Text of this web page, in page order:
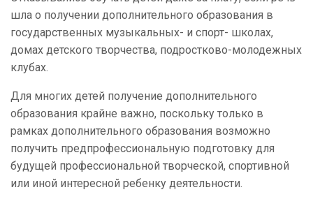
шла о получении дополнительного образования в
государственных музыкальных- и спорт- школах,
домах детского творчества, подростково-молодежных
клубах.
Для многих детей получение дополнительного
образования крайне важно, поскольку только в
рамках дополнительного образования возможно
получить предпрофессиональную подготовку для
будущей профессиональной творческой, спортивной
или иной интересной ребенку деятельности.